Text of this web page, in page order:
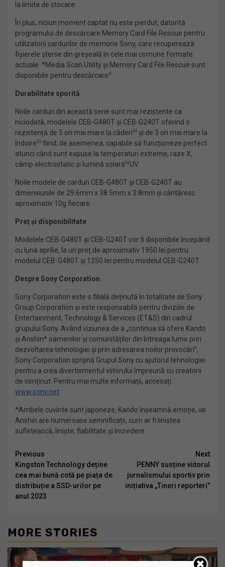
la limita de stocare.
În plus, niciun moment captat nu este pierdut, datorită
programului de descărcare Memory Card File Rescue pentru
utilizatorii cardurilor de memorie Sony, care recuperează
fișierele șterse din greșeală în cele mai comune formate
actuale. *Media Scan Utility și Memory Card File Rescue sunt
disponibile pentru descărcareii.
Durabilitate sporită
Noile carduri din această serie sunt mai rezistente ca
niciodată, modelele CEB-G480T și CEB-G240T oferind o
rezistență de 5 ori mai mare la căderiiii și de 3 ori mai mare la
îndoireiii fiind, de asemenea, capabile să funcționeze perfect
atunci când sunt expuse la temperaturi extreme, raze X,
câmp electrostatic și lumină solarăⅳUV.
Noile modele de carduri CEB-G480T și CEB-G240T au
dimensiunile de 29.6mm x 38.5mm x 3.8mm și cântăresc
aproximativ 10g fiecare.
Preț și disponibilitate
Modelele CEB-G480T și CEB-G240T vor fi disponibile începând
cu luna aprilie, la un preț de aproximativ 1950 lei pentru
modelul CEB-G480T și 1250 lei pentru modelul CEB-G240T.
Despre Sony Corporation
Sony Corporation este o filială deținută în totalitate de Sony
Group Corporation și este responsabilă pentru diviziile de
Entertainment, Technology & Services (ET&S) din cadrul
grupului Sony. Având viziunea de a „continua să ofere Kando
și Anshin* oamenilor și comunităților din întreaga lume prin
dezvoltarea tehnologiei și prin adresarea noilor provocări”,
Sony Corporation sprijină Grupul Sony cu ajutorul tehnologiei
pentru a crea divertismentul viitorului împreună cu creatorii
de conținut. Pentru mai multe informații, accesați:
www.sony.net
*Ambele cuvinte sunt japoneze, Kando înseamnă emoție, iar
Anshin are numeroase semnificații, cum ar fi liniștea
sufletească, liniște, fiabilitate și încredere.
Continue
Reading
Previous
Kingston Technology deține
cea mai bună cotă pe piața de
distribuție a SSD-urilor pe
anul 2023
Next
PENNY susține viitorul
jurnalismului sportiv prin
inițiativa „Tineri reporteri”
MORE STORIES